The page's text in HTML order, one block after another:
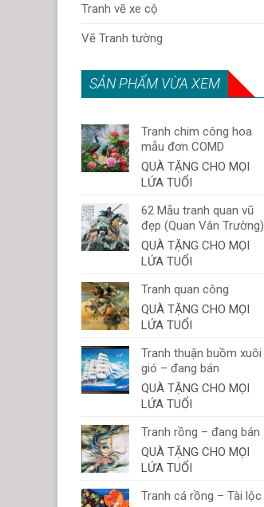
Tranh vẽ xe cộ
Vẽ Tranh tường
SẢN PHẨM VỪA XEM
Tranh chim công hoa
mẫu đơn COMD
QUÀ TẶNG CHO MỌI
LỨA TUỔI
62 Mẫu tranh quan vũ
đẹp (Quan Vân Trường)
QUÀ TẶNG CHO MỌI
LỨA TUỔI
Tranh quan công
QUÀ TẶNG CHO MỌI
LỨA TUỔI
Tranh thuận buồm xuôi
gió – đang bán
QUÀ TẶNG CHO MỌI
LỨA TUỔI
Tranh rồng – đang bán
QUÀ TẶNG CHO MỌI
LỨA TUỔI
Tranh cá rồng – Tài lộc